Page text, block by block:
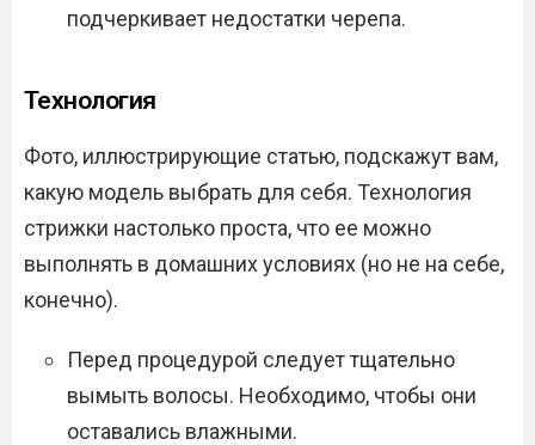
подчеркивает недостатки черепа.
Технология
Фото, иллюстрирующие статью, подскажут вам,
какую модель выбрать для себя. Технология
стрижки настолько проста, что ее можно
выполнять в домашних условиях (но не на себе,
конечно).
Перед процедурой следует тщательно
вымыть волосы. Необходимо, чтобы они
оставались влажными.